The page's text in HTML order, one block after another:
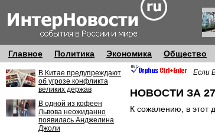
Главное Политика Экономика Общество
В Китае предупреждают
об угрозе конфликта
великих держав
В одной из кофеен
Львова неожиданно
появилась Анджелина
Джоли
Если
НОВОСТИ ЗА
К сожалению, в этот